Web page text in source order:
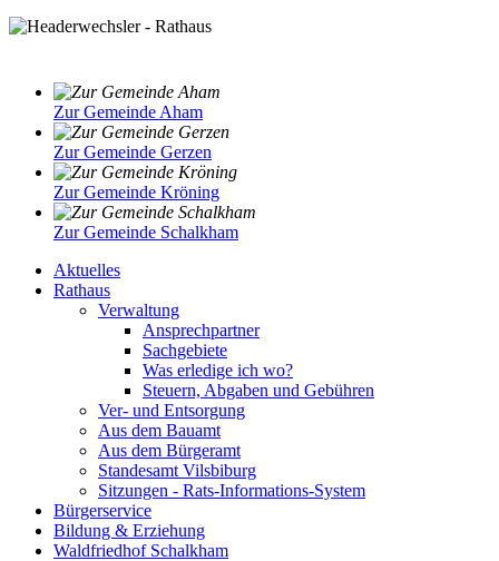
Zur Gemeinde Aham
Zur Gemeinde Gerzen
Zur Gemeinde Kröning
Zur Gemeinde Schalkham
Aktuelles
Rathaus
Verwaltung
Ansprechpartner
Sachgebiete
Was erledige ich wo?
Steuern, Abgaben und Gebühren
Ver- und Entsorgung
Aus dem Bauamt
Aus dem Bürgeramt
Standesamt Vilsbiburg
Sitzungen - Rats-Informations-System
Bürgerservice
Bildung & Erziehung
Waldfriedhof Schalkham